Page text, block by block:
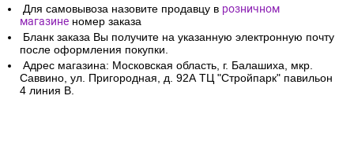
Для самовывоза назовите продавцу в розничном
магазине номер заказа
Бланк заказа Вы получите на указанную электронную почту
после оформления покупки.
Адрес магазина: Московская область, г. Балашиха, мкр.
Саввино, ул. Пригородная, д. 92А ТЦ "Стройпарк" павильон
4 линия В.